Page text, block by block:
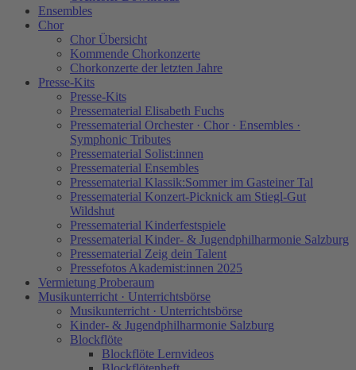
Ensembles
Chor
Chor Übersicht
Kommende Chorkonzerte
Chorkonzerte der letzten Jahre
Presse-Kits
Presse-Kits
Pressematerial Elisabeth Fuchs
Pressematerial Orchester · Chor · Ensembles ·
Symphonic Tributes
Pressematerial Solist:innen
Pressematerial Ensembles
Pressematerial Klassik:Sommer im Gasteiner Tal
Pressematerial Konzert-Picknick am Stiegl-Gut
Wildshut
Pressematerial Kinderfestspiele
Pressematerial Kinder- & Jugendphilharmonie Salzburg
Pressematerial Zeig dein Talent
Pressefotos Akademist:innen 2025
Vermietung Proberaum
Musikunterricht · Unterrichtsbörse
Musikunterricht · Unterrichtsbörse
Kinder- & Jugendphilharmonie Salzburg
Blockflöte
Blockflöte Lernvideos